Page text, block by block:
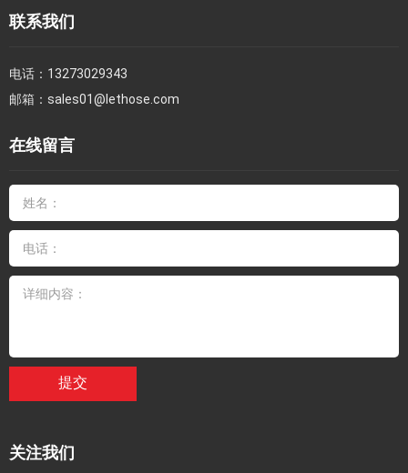
联系我们
电话： 13273029343
邮箱： sales01@lethose.com
在线留言
提交
关注我们